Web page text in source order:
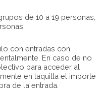
de 10 a 19 personas,
con entradas con
En caso de no
para acceder al
en taquilla el importe
de la entrada.